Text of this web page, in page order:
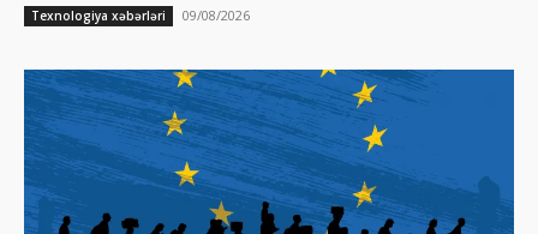
Texnologiya xəbərləri 09/08/2026